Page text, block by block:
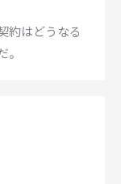
約はどうなる